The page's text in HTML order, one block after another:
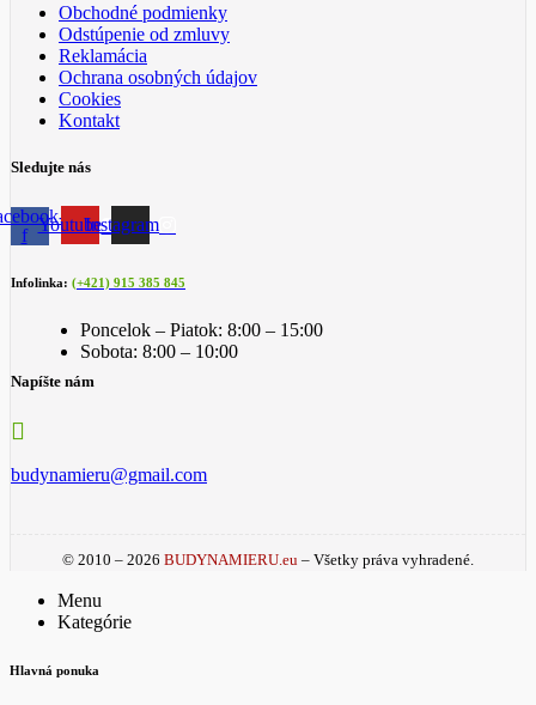
Obchodné podmienky
Odstúpenie od zmluvy
Reklamácia
Ochrana osobných údajov
Cookies
Kontakt
Sledujte nás
f
YoutubeInstagram
Infolinka: (+421) 915 385 845
Poncelok – Piatok: 8:00 – 15:00
Sobota: 8:00 – 10:00
Napíšte nám
budynamieru@gmail.com
© 2010 – 2026 BUDYNAMIERU.eu – Všetky práva vyhradené.
Menu
Kategórie
Hlavná ponuka